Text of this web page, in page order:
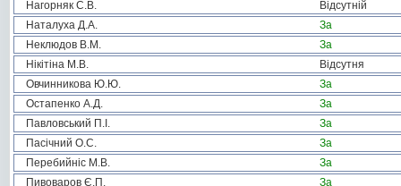
Нагорняк С.В.
Відсутній
Наталуха Д.А.
За
Неклюдов В.М.
За
Нікітіна М.В.
Відсутня
Овчинникова Ю.Ю.
За
Остапенко А.Д.
За
Павловський П.І.
За
Пасічний О.С.
За
Перебийніс М.В.
За
Пивоваров Є.П.
За